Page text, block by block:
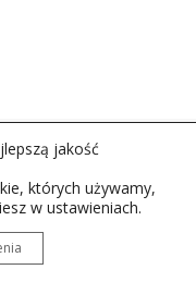
S.A. w likwidacj.
jakość
których używamy,
w ustawieniach.